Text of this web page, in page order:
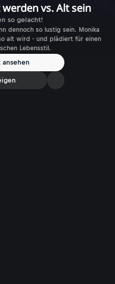
vs. Alt sein
so gelacht!
dennoch so lustig sein. Monika
alt wird - und plädiert für einen
Lebensstil.
ansehen